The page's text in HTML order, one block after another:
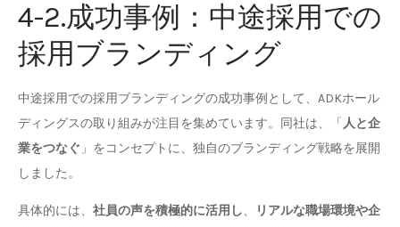
4-2.成功事例：中途採用での
採用ブランディング
中途採用での採用ブランディングの成功事例として、ADKホール
ディングスの取り組みが注目を集めています。同社は、「 人と企
業をつなぐ」をコンセプトに、独自のブランディング戦略を展開
しました。
具体的には、 社員の声を積極的に活用し、
リアルな職場環境や企